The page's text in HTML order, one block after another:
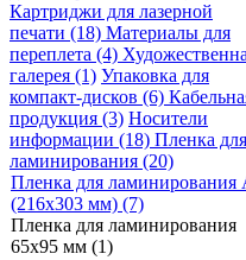
Картриджи для лазерной
печати (18) Материалы для
переплета (4)
галерея (1) Упаковка для
компакт-дисков (6)
продукция (3) Носители
информации (18) Пленка для
ламинирования (20)
Пленка для ламинирования
(216х303 мм) (7)
Пленка для ламинирования
65х95 мм (1)